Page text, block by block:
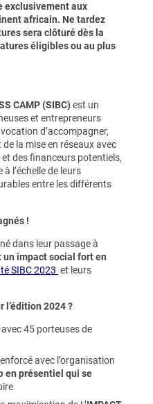
exclusivement aux
africain. Ne tardez
sera clôturé dès la
éligibles ou au plus
CAMP (SIBC)est un
et entrepreneurs
d’accompagner,
la mise en réseaux avec
des financeurs potentiels,
l’échelle de leurs
entre les différents
!
dans leur passage à
impact social fort en
SIBC 2023 et leurs
l’édition 2024 ?
avec 45 porteuses de
avec l’organisation
en présentiel qui se